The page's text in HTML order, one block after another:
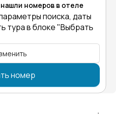
номеров в отеле
поиска, даты
тура в блоке "Выбрать
номер